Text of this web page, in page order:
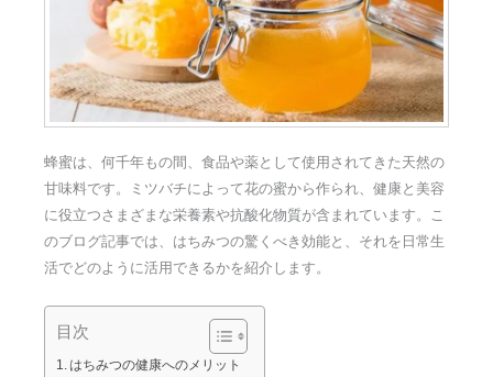
蜂蜜は、何千年もの間、食品や薬として使用されてきた天然の
甘味料です。ミツバチによって花の蜜から作られ、健康と美容
に役立つさまざまな栄養素や抗酸化物質が含まれています。こ
のブログ記事では、はちみつの驚くべき効能と、それを日常生
活でどのように活用できるかを紹介します。
目次
はちみつの健康へのメリット